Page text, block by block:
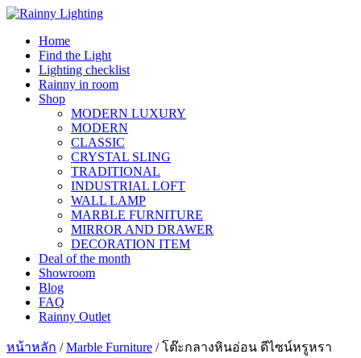
Skip
contentHome
Find the Light
Lighting checklist
Rainny in room
Shop
MODERN LUXURY
MODERN
CLASSIC
CRYSTAL SLING
TRADITIONAL
INDUSTRIAL LOFT
WALL LAMP
MARBLE FURNITURE
MIRROR AND DRAWER
DECORATION ITEM
Deal of the month
Showroom
Blog
FAQ
Rainny Outlet
หน้าหลัก /Marble Furniture / โต๊ะกลางหินอ่อน ดีไซน์หรูหรา